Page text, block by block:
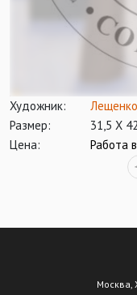
Художник:
Размер:
31,5 Х
Цена:
Работа
Москва,